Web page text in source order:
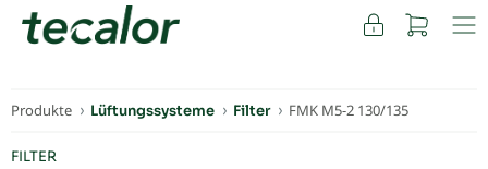
FACHKUNDEN
Produkte Lüftungssysteme Filter FMK M5-2 130/135
FILTER